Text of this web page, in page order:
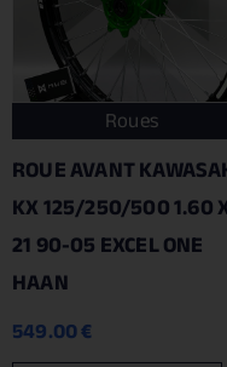
Roues
ROUE AVANT
KX 125/250/500 1.60
21 90-05 EXCEL ONE
HAAN
549.00€